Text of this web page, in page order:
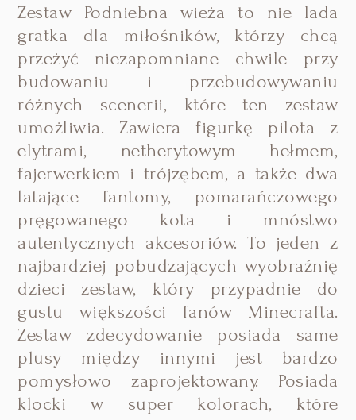
Zestaw Podniebna wieża to nie lada
gratka dla miłośników, którzy chcą
przeżyć niezapomniane chwile przy
budowaniu i przebudowywaniu
różnych scenerii, które ten zestaw
umożliwia. Zawiera figurkę pilota z
elytrami, netherytowym hełmem,
fajerwerkiem i trójzębem, a także dwa
latające fantomy, pomarańczowego
pręgowanego kota i mnóstwo
autentycznych akcesoriów. To jeden z
najbardziej pobudzających wyobraźnię
dzieci zestaw, który przypadnie do
gustu większości fanów Minecrafta.
Zestaw zdecydowanie posiada same
plusy między innymi jest bardzo
pomysłowo zaprojektowany. Posiada
klocki w super kolorach, które